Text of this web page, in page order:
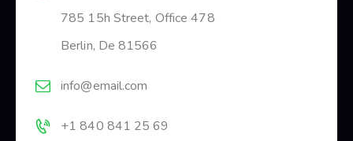
785 15h Street, Office 478
Berlin, De 81566
info@email.com
+1 840 841 25 69